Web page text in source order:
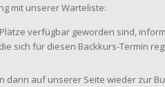
mit unserer Warteliste:
verfügbar geworden sind,
sich für diesen Backkurs-Termin
dann auf unserer Seite wieder zur